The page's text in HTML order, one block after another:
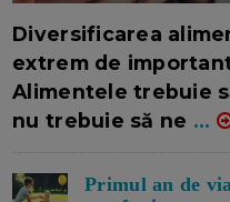
Diversificarea
extrem de
Alimentele trebuie
nu trebuie să ne ...
Primul an de